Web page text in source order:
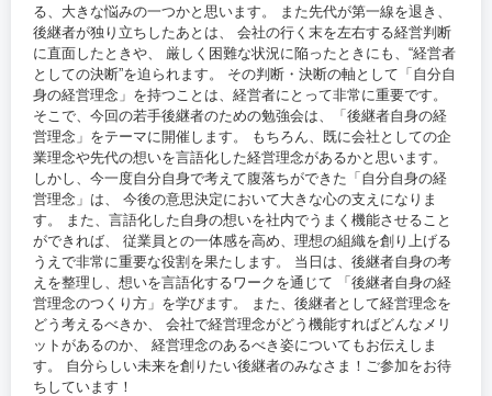
る、大きな悩みの一つかと思います。 また先代が第一線を退き、
後継者が独り立ちしたあとは、 会社の行く末を左右する経営判断
に直面したときや、 厳しく困難な状況に陥ったときにも、“経営者
としての決断”を迫られます。 その判断・決断の軸として「自分自
身の経営理念」を持つことは、経営者にとって非常に重要です。
そこで、今回の若手後継者のための勉強会は、「後継者自身の経
営理念」をテーマに開催します。 もちろん、既に会社としての企
業理念や先代の想いを言語化した経営理念があるかと思います。
しかし、今一度自分自身で考えて腹落ちができた「自分自身の経
営理念」は、 今後の意思決定において大きな心の支えになりま
す。 また、言語化した自身の想いを社内でうまく機能させること
ができれば、 従業員との一体感を高め、理想の組織を創り上げる
うえで非常に重要な役割を果たします。 当日は、後継者自身の考
えを整理し、想いを言語化するワークを通じて 「後継者自身の経
営理念のつくり方」を学びます。 また、後継者として経営理念を
どう考えるべきか、 会社で経営理念がどう機能すればどんなメリ
ットがあるのか、 経営理念のあるべき姿についてもお伝えしま
す。 自分らしい未来を創りたい後継者のみなさま！ご参加をお待
ちしています！